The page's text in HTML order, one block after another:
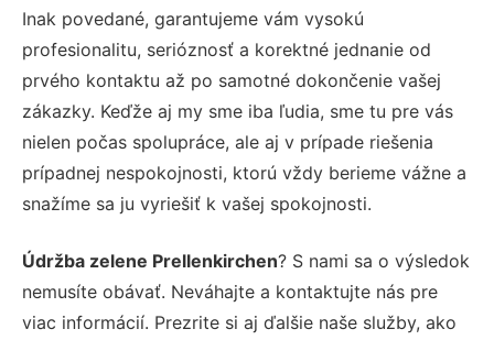
Inak povedané, garantujeme vám vysokú
profesionalitu, serióznosť a korektné jednanie od
prvého kontaktu až po samotné dokončenie vašej
zákazky. Keďže aj my sme iba ľudia, sme tu pre vás
nielen počas spolupráce, ale aj v prípade riešenia
prípadnej nespokojnosti, ktorú vždy berieme vážne a
snažíme sa ju vyriešiť k vašej spokojnosti.
Údržba zelene Prellenkirchen? S nami sa o výsledok
nemusíte obávať. Neváhajte a kontaktujte nás pre
viac informácií. Prezrite si aj ďalšie naše služby, ako